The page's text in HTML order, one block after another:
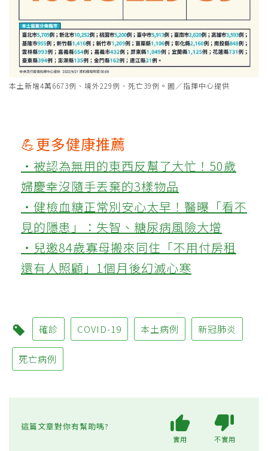
本土新增4萬6673例、境外229例、死亡39例。圖／指揮中心提供
💪更多健康推薦
‧被認為無用的東西反幫了大忙！50歲
婦慶幸沒隨手丟棄的3樣物品
‧健檢血糖正常別安心太早！醫曝「看不
見的隱患」：失智、糖尿病風險大增
‧兒邀84歲寡母搬來同住「不用付房租
還有人照顧」1個月後幻滅心寒
確診 COVID-19 本土病例 新冠肺炎
死亡病例
這篇文章對你有幫助嗎?
實用 不實用